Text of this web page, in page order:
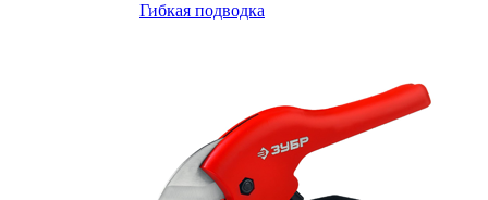
Гибкая подводка